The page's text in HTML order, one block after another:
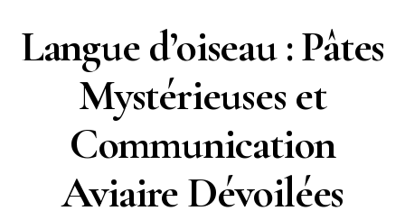
Langue d’oiseau : Pâtes
Mystérieuses et
Communication
Aviaire Dévoilées